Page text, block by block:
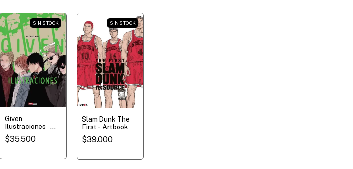
SIN STOCK
Given
Ilustraciones -
Artbook
$35.500
SIN STOCK
Slam Dunk The
First - Artbook
$39.000